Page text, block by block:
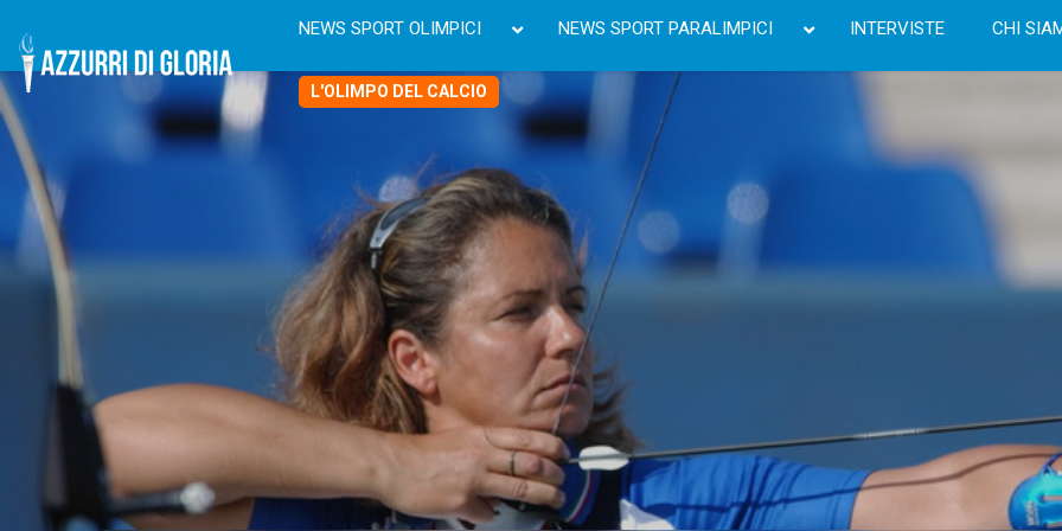
NEWS SPORT OLIMPICI NEWS SPORT PARALIMPICI INTERVISTE CHI
L'OLIMPO DEL CALCIO